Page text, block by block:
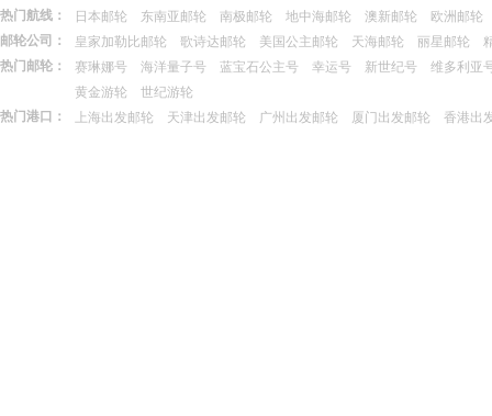
热门航线：
日本邮轮 东南亚邮轮 南极邮轮 地中海邮轮 澳新邮轮
欧洲邮轮
邮轮公司：
皇家加勒比邮轮 歌诗达邮轮 美国公主邮轮 天海邮轮 丽星邮轮
热门邮轮：
赛琳娜号 海洋量子号 蓝宝石公主号 幸运号 新世纪号
维多利亚
黄金游轮
世纪游轮
热门港口：
上海出发邮轮 天津出发邮轮 广州出发邮轮 厦门出发邮轮 香港出